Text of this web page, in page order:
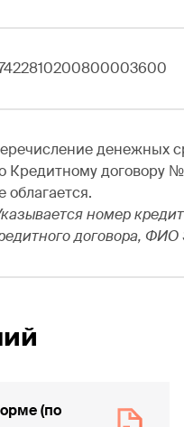
денежных
Кредитному договору
облагается.
номер
договора,
(по